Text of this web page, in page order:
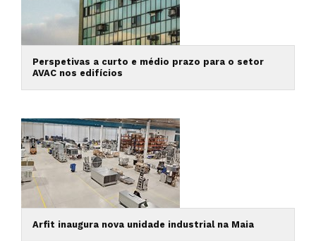
Perspetivas a curto e médio prazo para o setor
AVAC nos edifícios
Arfit inaugura nova unidade industrial na Maia